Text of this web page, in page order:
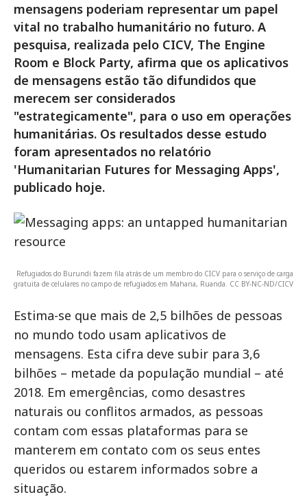
mensagens poderiam representar um papel
vital no trabalho humanitário no futuro. A
pesquisa, realizada pelo CICV, The Engine
Room e Block Party, afirma que os aplicativos
de mensagens estão tão difundidos que
merecem ser considerados
"estrategicamente", para o uso em operações
humanitárias. Os resultados desse estudo
foram apresentados no relatório
'Humanitarian Futures for Messaging Apps',
publicado hoje.
Refugiados do Burundi fazem fila atrás de um membro do CICV para o serviço de carga
gratuita de celulares no campo de refugiados em Mahana, Ruanda. CC BY-NC-ND/CICV
Estima-se que mais de 2,5 bilhões de pessoas
no mundo todo usam aplicativos de
mensagens. Esta cifra deve subir para 3,6
bilhões – metade da população mundial – até
2018. Em emergências, como desastres
naturais ou conflitos armados, as pessoas
contam com essas plataformas para se
manterem em contato com os seus entes
queridos ou estarem informados sobre a
situação.